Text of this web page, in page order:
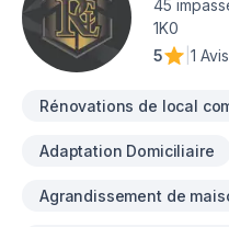
45
1K0
5
1 Avis
Rénovations de local
Adaptation Domiciliaire
Agrandissement de